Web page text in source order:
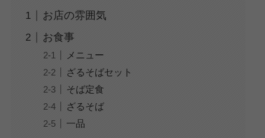
お店の雰囲気
お食事
メニュー
ざるそばセット
そば定食
ざるそば
一品